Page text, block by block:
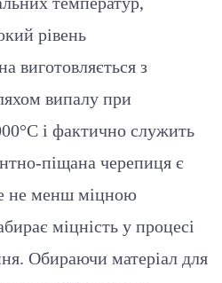
рівень
виготовляється з
випалу при
і фактично служить
піщана черепиця є
не менш міцною
міцність у процесі
Обираючи матеріал для